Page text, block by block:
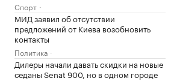
Спорт
МИД заявил об отсутствии
предложений от Киева возобновить
контакты
Политика
Дилеры начали давать скидки на новые
седаны Senat 900, но в одном городе